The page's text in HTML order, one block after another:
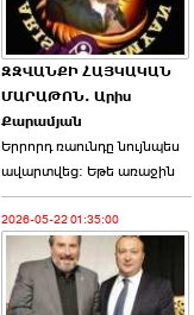
ԶԶՎԱՆՔԻ ՀԱՅԿԱԿԱՆ
ՄԱՐԱԹՈՆ. Արիս
Քարամյան
Երրորդ ռաունդը նույնպես
ավարտվեց։ Եթե առաջին
2026-05-22 01:35:00